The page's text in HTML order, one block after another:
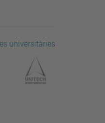
universitàries